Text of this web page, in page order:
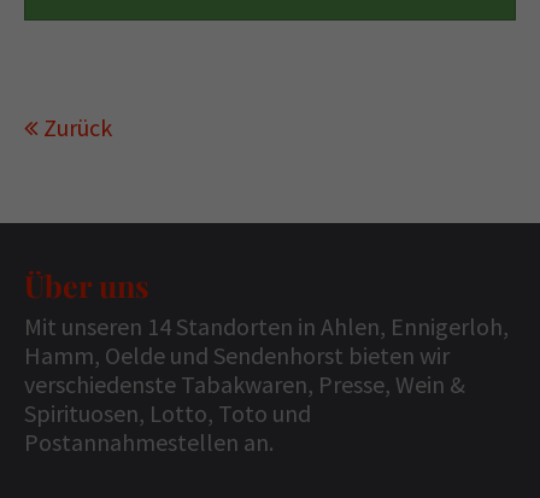
Zurück
Über uns
Mit unseren 14 Standorten in Ahlen, Ennigerloh,
Hamm, Oelde und Sendenhorst bieten wir
verschiedenste Tabakwaren, Presse, Wein &
Spirituosen, Lotto, Toto und
Postannahmestellen an.